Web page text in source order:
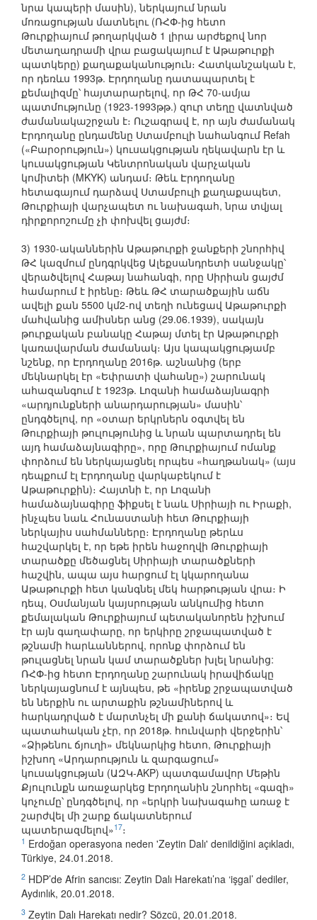
նրա կապերի մասին), ներկայում նրան
մոռացության մատնելու (ՌՀՓ-ից հետո
Թուրքիայում թողարկված 1 լիրա արժեքով նոր
մետաղադրամի վրա բացակայում է Աթաթուրքի
պատկերը) քաղաքականություն։ Հատկանշական է,
որ դեռևս 1993թ. Էրդողանը դատապարտել է
քեմալիզմը՝ հայտարարելով, որ ԹՀ 70-ամյա
պատմությունը (1923-1993թթ.) զուր տեղը վատնված
ժամանակաշրջան է։ Ուշագրավ է, որ այն ժամանակ
Էրդողանը ընդամենը Ստամբուլի նահանգում Refah
(«Բարօրություն») կուսակցության ղեկավարն էր և
կուսակցության Կենտրոնական վարչական
կոմիտեի (MKYK) անդամ։ Թեև Էրդողանը
հետագայում դարձավ Ստամբուլի քաղաքապետ,
Թուրքիայի վարչապետ ու նախագահ, նրա տվյալ
դիրքորոշումը չի փոխվել ցայժմ։
3) 1930-ականներին Աթաթուրքի ջանքերի շնորհիվ
ԹՀ կազմում ընդգրկվեց Ալեքսանդրետի սանջակը՝
վերածվելով Հաթայ նահանգի, որը Սիրիան ցայժմ
համարում է իրենը։ Թեև ԹՀ տարածքային աճն
ավելի քան 5500 կմ2-ով տեղի ունեցավ Աթաթուրքի
մահվանից ամիսներ անց (29.06.1939), սակայն
թուրքական բանակը Հաթայ մտել էր Աթաթուրքի
կառավարման ժամանակ։ Այս կապակցությամբ
նշենք, որ Էրդողանը 2016թ. աշնանից (երբ
մեկնարկել էր «Եփրատի վահանը») շարունակ
ահազանգում է 1923թ. Լոզանի համաձայնագրի
«արդյունքների անարդարության» մասին՝
ընդգծելով, որ «օտար երկրներն օգտվել են
Թուրքիայի թուլությունից և նրան պարտադրել են
այդ համաձայնագիրը», որը Թուրքիայում ոմանք
փորձում են ներկայացնել որպես «հաղթանակ» (այս
դեպքում էլ Էրդողանը վարկաբեկում է
Աթաթուրքին)։ Հայտնի է, որ Լոզանի
համաձայնագիրը ֆիքսել է նաև Սիրիայի ու Իրաքի,
ինչպես նաև Հունաստանի հետ Թուրքիայի
ներկայիս սահմանները։ Էրդողանը թերևս
հաշվարկել է, որ եթե իրեն հաջողվի Թուրքիայի
տարածքը մեծացնել Սիրիայի տարածքների
հաշվին, ապա այս հարցում էլ կկարողանա
Աթաթուրքի հետ կանգնել մեկ հարթության վրա։ Ի
դեպ, Օսմանյան կայսրության անկումից հետո
քեմալական Թուրքիայում պետականորեն իշխում
էր այն գաղափարը, որ երկիրը շրջապատված է
թշնամի հարևաններով, որոնք փորձում են
թուլացնել նրան կամ տարածքներ խլել նրանից:
ՌՀՓ-ից հետո Էրդողանը շարունակ իրավիճակը
ներկայացնում է այնպես, թե «իրենք շրջապատված
են ներքին ու արտաքին թշնամիներով և
հարկադրված է մարտնչել մի քանի ճակատով»։ Եվ
պատահական չէր, որ 2018թ. հունվարի վերջերին՝
«Ձիթենու ճյուղի» մեկնարկից հետո, Թուրքիայի
իշխող «Արդարություն և զարգացում»
կուսակցության (ԱԶԿ-AKP) պատգամավոր Մեթին
Քյուլունքն առաջարկեց Էրդողանին շնորհել «գազի»
կոչումը՝ ընդգծելով, որ «երկրի նախագահը առաջ է
շարժվել մի շարք ճակատներում
պատերազմելով»17։
1 Erdoğan operasyona neden 'Zeytin Dalı' denildiğini açıkladı,
Türkiye, 24.01.2018.
2 HDP’de Afrin sancısı: Zeytin Dalı Harekatı’na ‘işgal’ dediler,
Aydınlık, 20.01.2018.
3 Zeytin Dalı Harekatı nedir? Sözcü, 20.01.2018.